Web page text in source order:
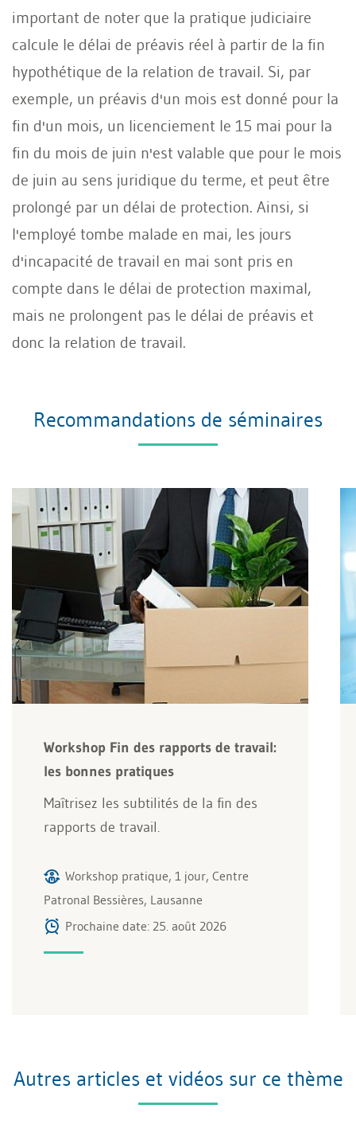
important de noter que la pratique judiciaire
calcule le délai de préavis réel à partir de la fin
hypothétique de la relation de travail. Si, par
exemple, un préavis d'un mois est donné pour la
fin d'un mois, un licenciement le 15 mai pour la
fin du mois de juin n'est valable que pour le mois
de juin au sens juridique du terme, et peut être
prolongé par un délai de protection. Ainsi, si
l'employé tombe malade en mai, les jours
d'incapacité de travail en mai sont pris en
compte dans le délai de protection maximal,
mais ne prolongent pas le délai de préavis et
donc la relation de travail.
Recommandations de séminaires
Workshop Fin des rapports de travail:
les bonnes pratiques
Maîtrisez les subtilités de la fin des
rapports de travail.
Workshop pratique, 1 jour, Centre
Patronal Bessières, Lausanne
Prochaine date: 25. août 2026
Autres articles et vidéos sur ce thème